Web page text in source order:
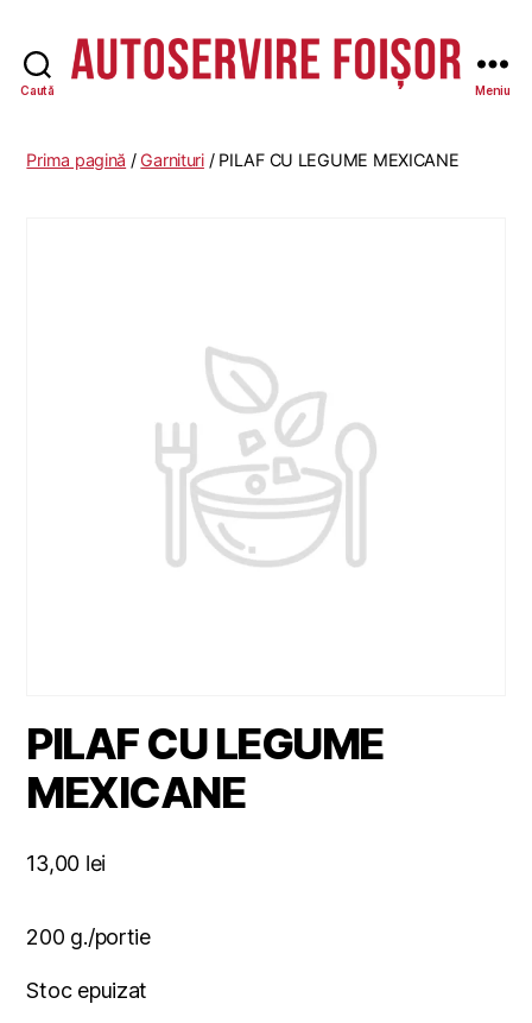
Caută Meniu
Prima pagină /Garnituri/ PILAF CU LEGUME MEXICANE
PILAF CU LEGUME
MEXICANE
13,00 lei
200 g./portie
Stoc epuizat